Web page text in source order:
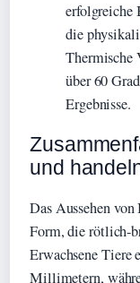
erfolgreiche
die
Thermische
über 60
Ergebnisse.
und
Das Aussehen
Form, die rötlich-
Erwachsene Tiere
Millimetern,